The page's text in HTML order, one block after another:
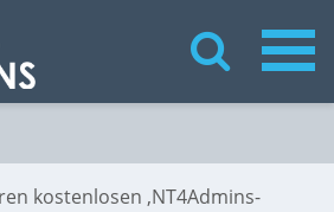
kostenlosen ‚NT4Admins-